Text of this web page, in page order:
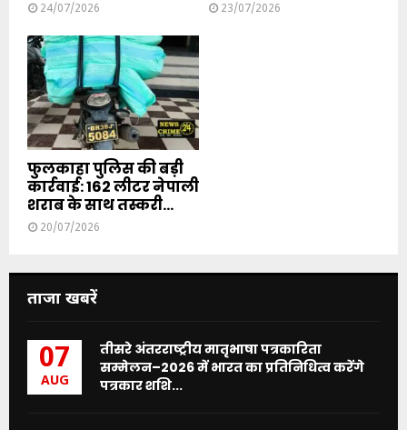
24/07/2026 23/07/2026
फुलकाहा पुलिस की बड़ी
कार्रवाई: 162 लीटर नेपाली
शराब के साथ तस्करी...
20/07/2026
ताजा खबरें
07
AUG
तीसरे अंतरराष्ट्रीय मातृभाषा पत्रकारिता
सम्मेलन–2026 में भारत का प्रतिनिधित्व करेंगे
पत्रकार शशि...